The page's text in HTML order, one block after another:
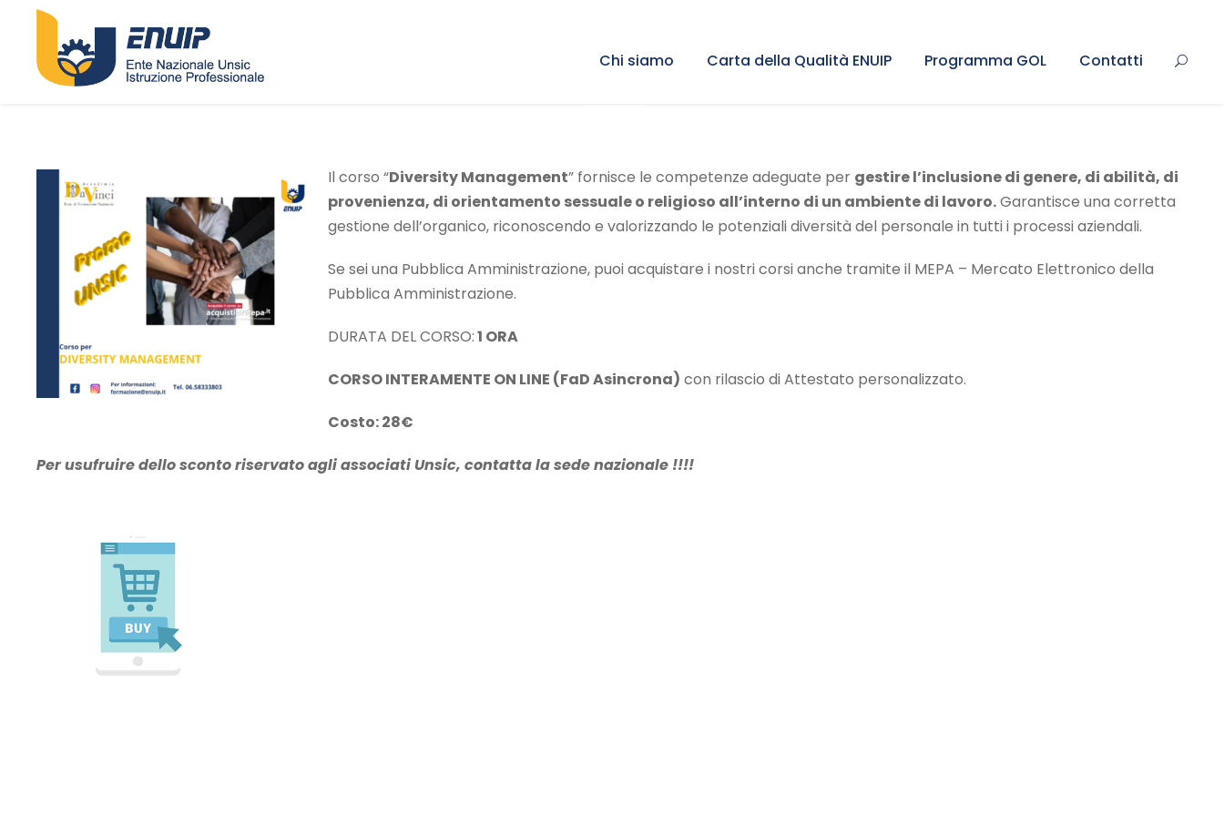
Chi siamo Carta della Qualità ENUIP Programma GOL Contatti
Il corso “Diversity Management” fornisce le competenze adeguate per gestire l’inclusione di genere, di abilità, di
provenienza, di orientamento sessuale o religioso all’interno di un ambiente di lavoro.Garantisce una corretta
gestione dell’organico, riconoscendo e valorizzando le potenziali diversità del personale in tutti i processi aziendali.
Se sei una Pubblica Amministrazione, puoi acquistare i nostri corsi anche tramite il MEPA – Mercato Elettronico della
Pubblica Amministrazione.
DURATA DEL CORSO:1 ORA
CORSO INTERAMENTE ON LINE (FaD Asincrona) con rilascio di Attestato personalizzato.
Costo: 28€
Per usufruire dello sconto riservato agli associati Unsic, contatta la sede nazionale !!!!